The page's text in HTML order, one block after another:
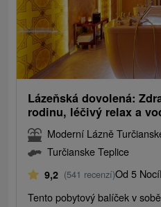
Lázeňská dovolená:
rodinu, léčivý relax a
Moderní Lázně
Turčianske Teplice
9,2 (541 recenzí)Od 5 Nocí
Tento pobytový balíček v